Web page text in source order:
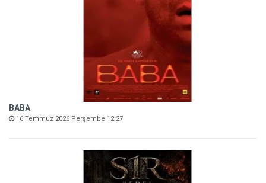
BABA
16 Temmuz 2026 Perşembe 12:27